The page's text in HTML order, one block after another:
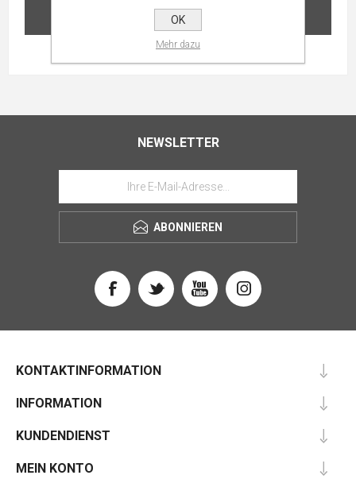
BEWERTUNG ÜBERMITTELN
NEWSLETTER
ABONNIEREN
KONTAKTINFORMATION
INFORMATION
KUNDENDIENST
MEIN KONTO
OK
Mehr dazu